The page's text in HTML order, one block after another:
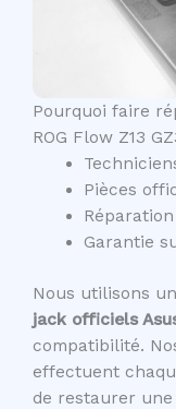
Pourquoi faire
ROG Flow Z13
Pièces
Garantie
Nous utilisons
jack officiels
compatibilité.
effectuent
de restaurer